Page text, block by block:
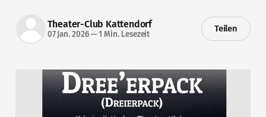
Theater-Club Kattendorf
07 Jan. 2026—1 Min. Lesezeit
Teilen